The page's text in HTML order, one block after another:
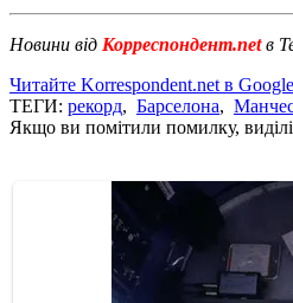
Новини від Корреспондент.netв
Читайте Korrespondent.net в
ТЕГИ: рекорд, Барселона,
Якщо ви помітили помилку,